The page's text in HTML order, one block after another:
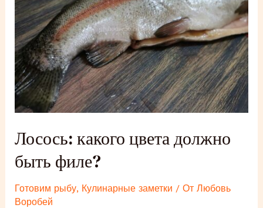
Лосось: какого цвета должно
быть филе?
Готовим рыбу, Кулинарные заметки / От Любовь
Воробей